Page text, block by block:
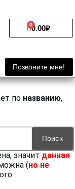
0.00₽
0
Cart
Позвоните мне!
по названию,
Поиск
значит данная
(но не